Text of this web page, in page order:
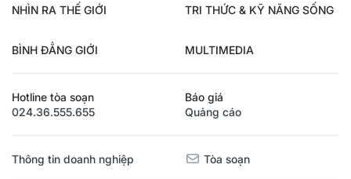
NHÌN RA THẾ GIỚI TRI THỨC & KỸ NĂNG SỐNG
BÌNH ĐẲNG GIỚI MULTIMEDIA
Hotline tòa soạn
024.36.555.655
Báo giá
Quảng cáo
Thông tin doanh nghiệp Tòa soạn